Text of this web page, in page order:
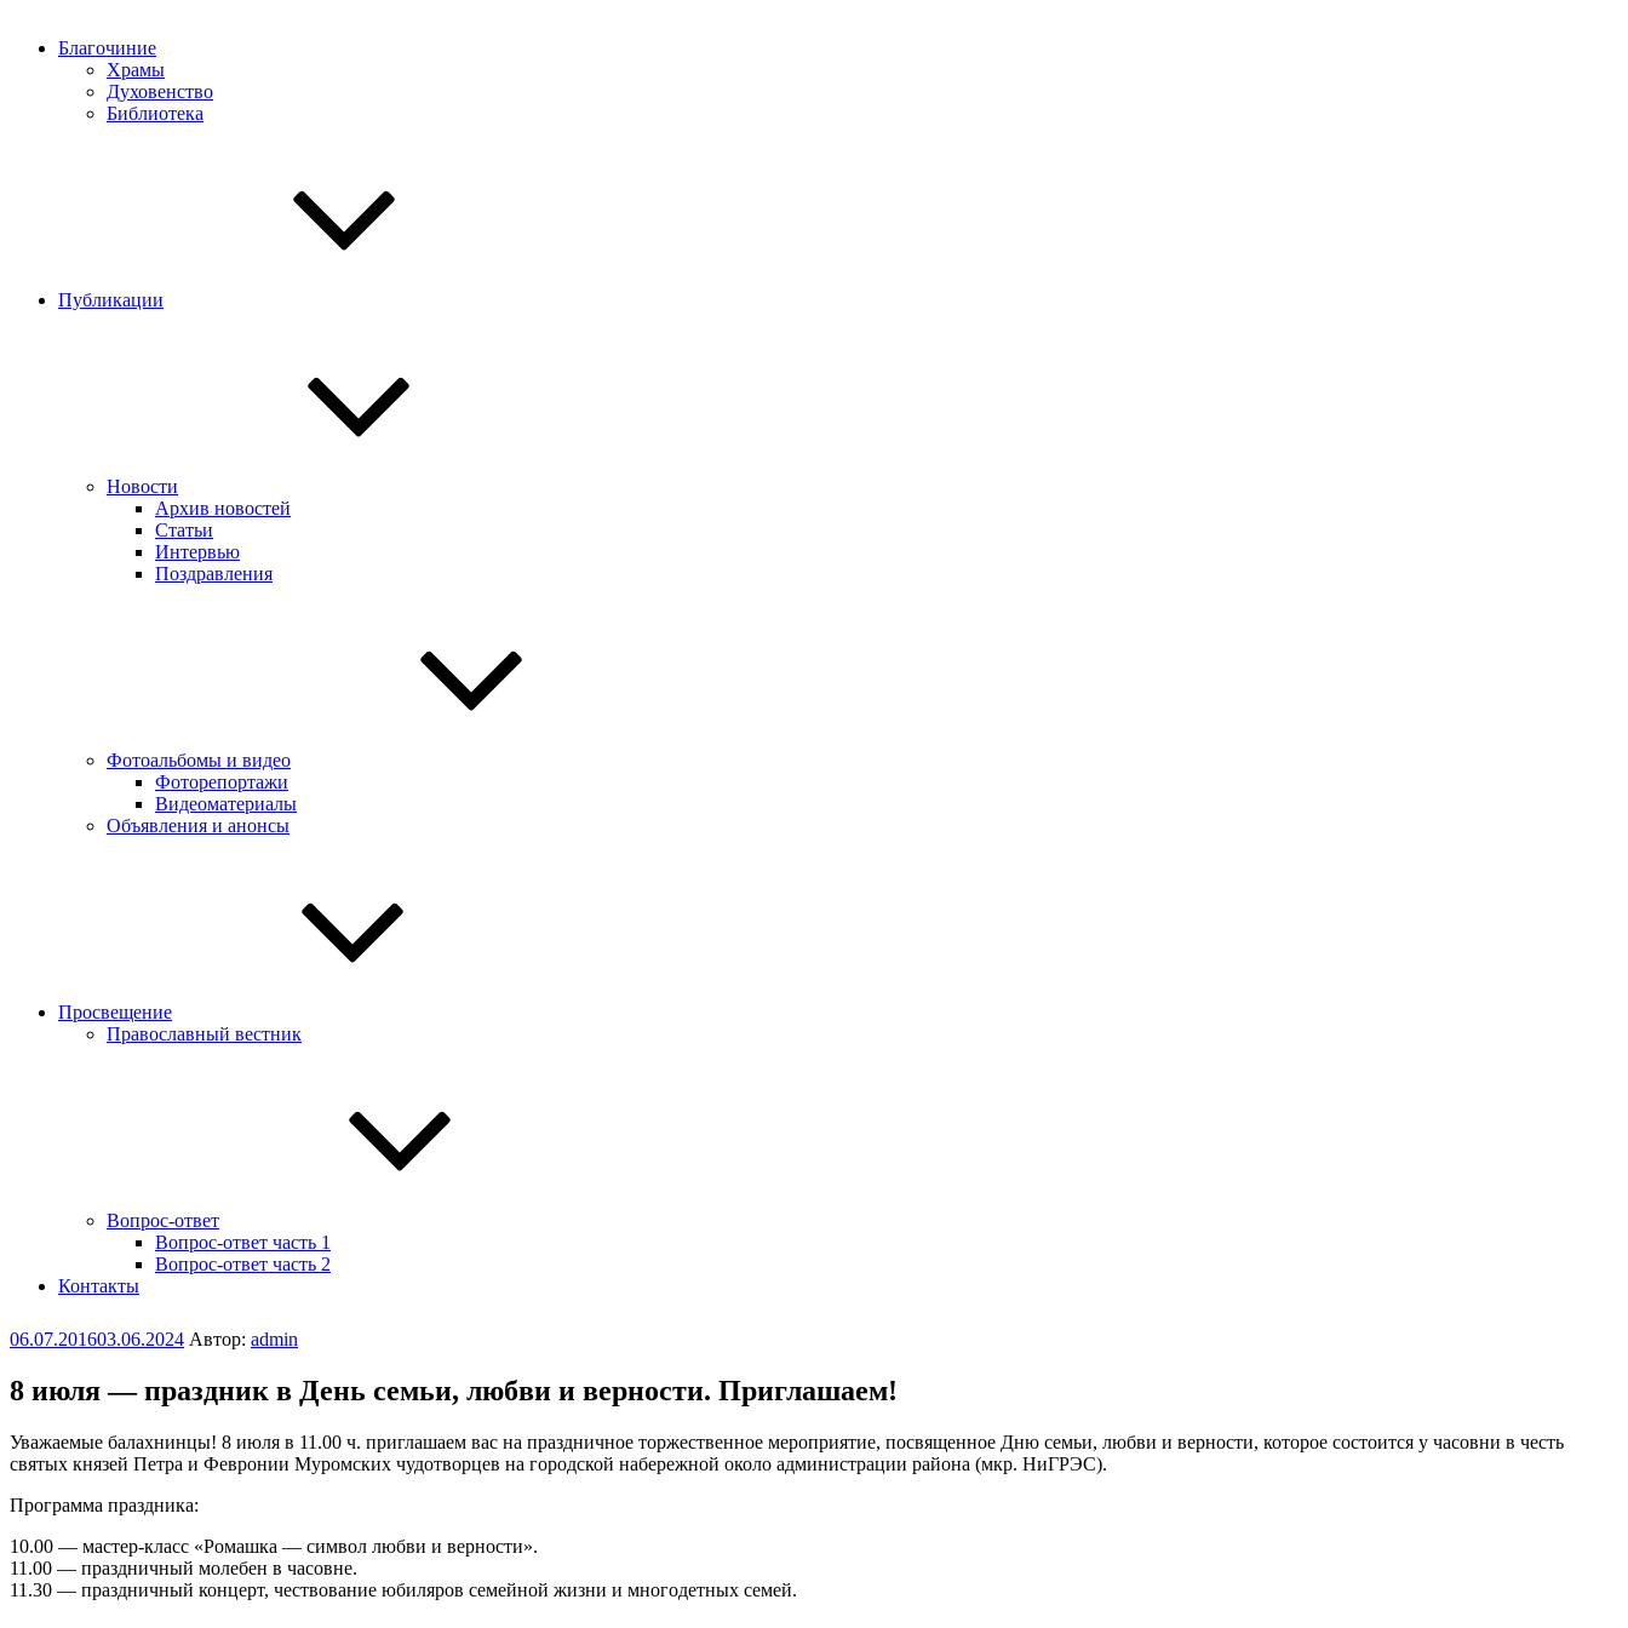
Благочиние
Храмы
Духовенство
Библиотека
Публикации
Новости
Архив новостей
Статьи
Интервью
Поздравления
Фотоальбомы и видео
Фоторепортажи
Видеоматериалы
Объявления и анонсы
Просвещение
Православный вестник
Вопрос-ответ
Вопрос-ответ часть 1
Вопрос-ответ часть 2
Контакты
Опубликовано
06.07.201603.06.2024 Автор: admin
8 июля — праздник в День семьи, любви и верности. Приглашаем!
Уважаемые балахнинцы! 8 июля в 11.00 ч. приглашаем вас на праздничное торжественное мероприятие, посвященное Дню семьи, любви и верности, которое состоится у часовни в честь
святых князей Петра и Февронии Муромских чудотворцев на городской набережной около администрации района (мкр. НиГРЭС).
Программа праздника:
10.00 — мастер-класс «Ромашка — символ любви и верности».
11.00 — праздничный молебен в часовне.
11.30 — праздничный концерт, чествование юбиляров семейной жизни и многодетных семей.